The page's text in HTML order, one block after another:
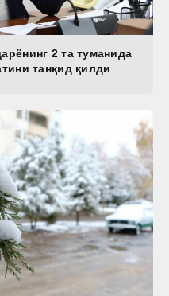
2 та туманида
танқид қилди